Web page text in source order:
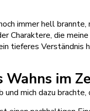
immer hell
Charaktere, die
tieferes Verständnis
Wahns im
mich dazu